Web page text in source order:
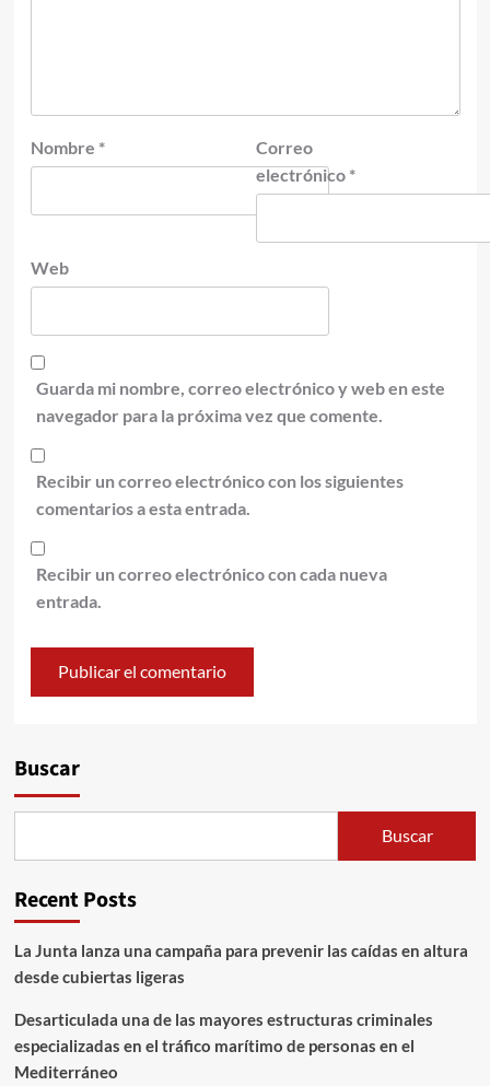
Nombre *
Correo
electrónico *
Web
Guarda mi nombre, correo electrónico y web en este
navegador para la próxima vez que comente.
Recibir un correo electrónico con los siguientes
comentarios a esta entrada.
Recibir un correo electrónico con cada nueva
entrada.
Buscar
Buscar
Recent Posts
La Junta lanza una campaña para prevenir las caídas en altura
desde cubiertas ligeras
Desarticulada una de las mayores estructuras criminales
especializadas en el tráfico marítimo de personas en el
Mediterráneo